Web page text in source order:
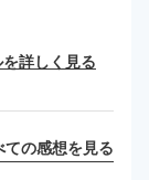
詳しく見る
ての感想を見る